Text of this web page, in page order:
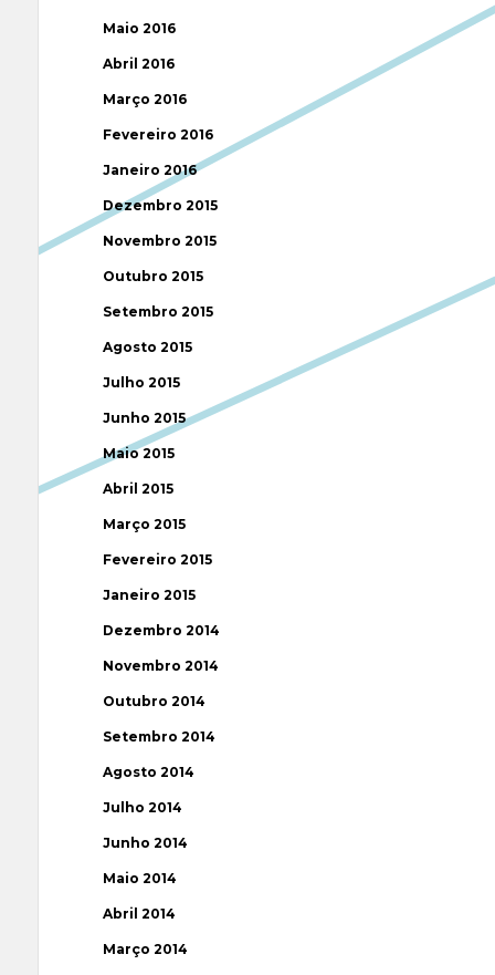
Maio 2016
Abril 2016
Março 2016
Fevereiro 2016
Janeiro 2016
Dezembro 2015
Novembro 2015
Outubro 2015
Setembro 2015
Agosto 2015
Julho 2015
Junho 2015
Maio 2015
Abril 2015
Março 2015
Fevereiro 2015
Janeiro 2015
Dezembro 2014
Novembro 2014
Outubro 2014
Setembro 2014
Agosto 2014
Julho 2014
Junho 2014
Maio 2014
Abril 2014
Março 2014